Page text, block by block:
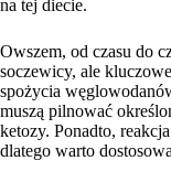
na tej diecie.
Owszem, od czasu do
soczewicy, ale
spożycia
muszą pilnować
ketozy. Ponadto,
dlatego warto